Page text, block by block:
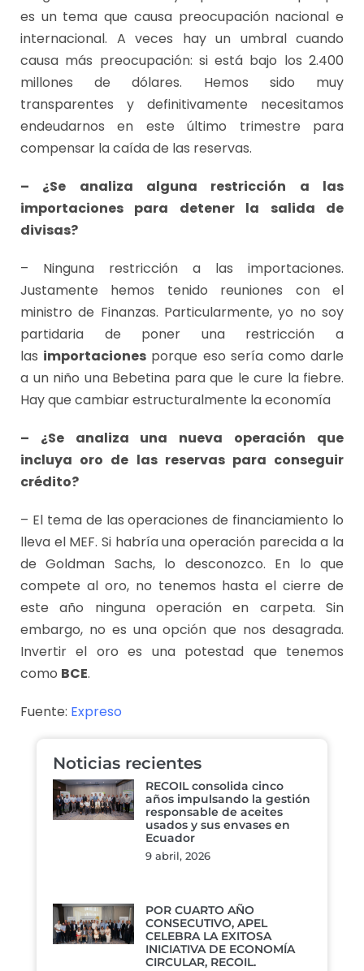
es un tema que causa preocupación nacional e
internacional. A veces hay un umbral cuando
causa más preocupación: si está bajo los 2.400
millones de dólares. Hemos sido muy
transparentes y definitivamente necesitamos
endeudarnos en este último trimestre para
compensar la caída de las reservas.
– ¿Se analiza alguna restricción a las
importaciones para detener la salida de
divisas?
– Ninguna restricción a las importaciones.
Justamente hemos tenido reuniones con el
ministro de Finanzas. Particularmente, yo no soy
partidaria de poner una restricción a
las importaciones porque eso sería como darle
a un niño una Bebetina para que le cure la fiebre.
Hay que cambiar estructuralmente la economía
– ¿Se analiza una nueva operación que
incluya oro de las reservas para conseguir
crédito?
– El tema de las operaciones de financiamiento lo
lleva el MEF. Si habría una operación parecida a la
de Goldman Sachs, lo desconozco. En lo que
compete al oro, no tenemos hasta el cierre de
este año ninguna operación en carpeta. Sin
embargo, no es una opción que nos desagrada.
Invertir el oro es una potestad que tenemos
como BCE.
Fuente: Expreso
Noticias recientes
RECOIL consolida cinco
años impulsando la gestión
responsable de aceites
usados y sus envases en
Ecuador
9 abril, 2026
POR CUARTO AÑO
CONSECUTIVO, APEL
CELEBRA LA EXITOSA
INICIATIVA DE ECONOMÍA
CIRCULAR, RECOIL.